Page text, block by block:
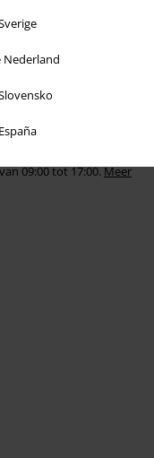
Nederland
09:00 tot 17:00.Meer